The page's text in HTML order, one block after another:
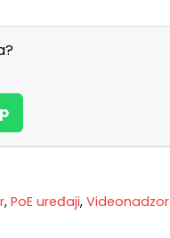
, PoE uređaji, Videonadzor